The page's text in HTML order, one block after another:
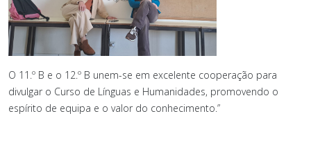
O 11.º B e o 12.º B unem-se em excelente cooperação para
divulgar o Curso de Línguas e Humanidades, promovendo o
espírito de equipa e o valor do conhecimento.”